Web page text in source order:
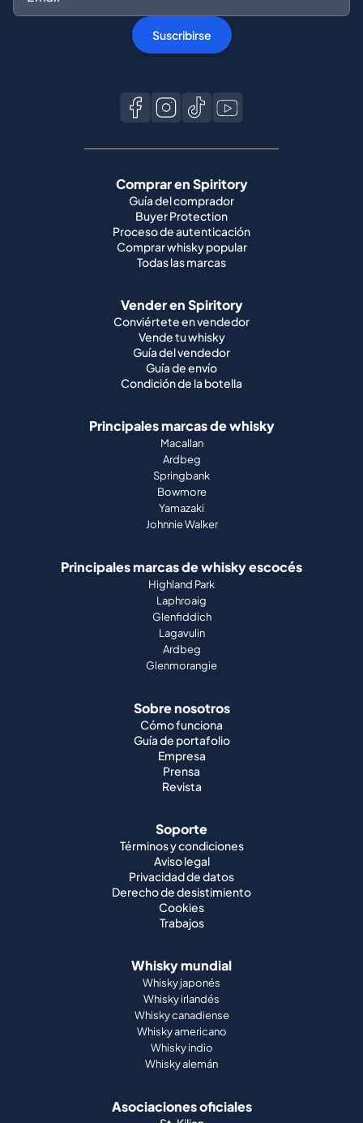
Suscribirse
Comprar en Spiritory
Guía del comprador
Buyer Protection
Proceso de autenticación
Comprar whisky popular
Todas las marcas
Vender en Spiritory
Conviértete en vendedor
Vende tu whisky
Guía del vendedor
Guía de envío
Condición de la botella
Principales marcas de whisky
Macallan
Ardbeg
Springbank
Bowmore
Yamazaki
Johnnie Walker
Principales marcas de whisky escocés
Highland Park
Laphroaig
Glenfiddich
Lagavulin
Ardbeg
Glenmorangie
Sobre nosotros
Cómo funciona
Guía de portafolio
Empresa
Prensa
Revista
Soporte
Términos y condiciones
Aviso legal
Privacidad de datos
Derecho de desistimiento
Cookies
Trabajos
Whisky mundial
Whisky japonés
Whisky irlandés
Whisky canadiense
Whisky americano
Whisky indio
Whisky alemán
Asociaciones oficiales